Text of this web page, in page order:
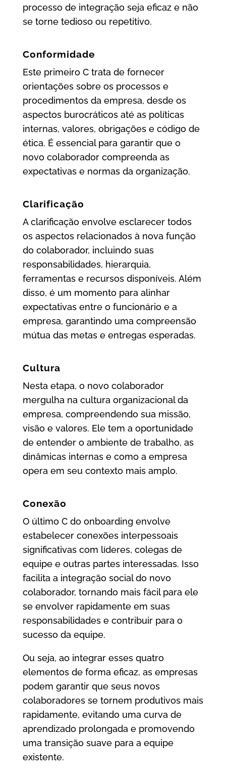
processo de integração seja eficaz e não
se torne tedioso ou repetitivo.
Conformidade
Este primeiro C trata de fornecer
orientações sobre os processos e
procedimentos da empresa, desde os
aspectos burocráticos até as políticas
internas, valores, obrigações e código de
ética. É essencial para garantir que o
novo colaborador compreenda as
expectativas e normas da organização.
Clarificação
A clarificação envolve esclarecer todos
os aspectos relacionados à nova função
do colaborador, incluindo suas
responsabilidades, hierarquia,
ferramentas e recursos disponíveis. Além
disso, é um momento para alinhar
expectativas entre o funcionário e a
empresa, garantindo uma compreensão
mútua das metas e entregas esperadas.
Cultura
Nesta etapa, o novo colaborador
mergulha na cultura organizacional da
empresa, compreendendo sua missão,
visão e valores. Ele tem a oportunidade
de entender o ambiente de trabalho, as
dinâmicas internas e como a empresa
opera em seu contexto mais amplo.
Conexão
O último C do onboarding envolve
estabelecer conexões interpessoais
significativas com líderes, colegas de
equipe e outras partes interessadas. Isso
facilita a integração social do novo
colaborador, tornando mais fácil para ele
se envolver rapidamente em suas
responsabilidades e contribuir para o
sucesso da equipe.
Ou seja, ao integrar esses quatro
elementos de forma eficaz, as empresas
podem garantir que seus novos
colaboradores se tornem produtivos mais
rapidamente, evitando uma curva de
aprendizado prolongada e promovendo
uma transição suave para a equipe
existente.